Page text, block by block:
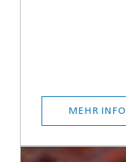
MEHR INFO